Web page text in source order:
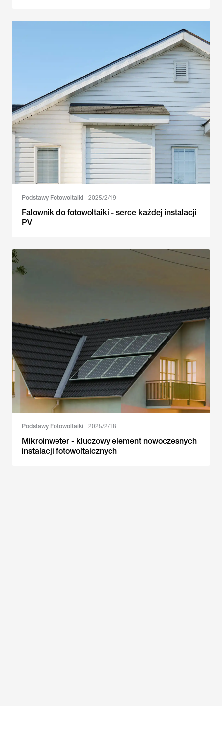
Podstawy Fotowoltaiki 2025/2/19
Falownik do fotowoltaiki - serce każdej instalacji
PV
Podstawy Fotowoltaiki 2025/2/18
Mikroinweter - kluczowy element nowoczesnych
instalacji fotowoltaicznych